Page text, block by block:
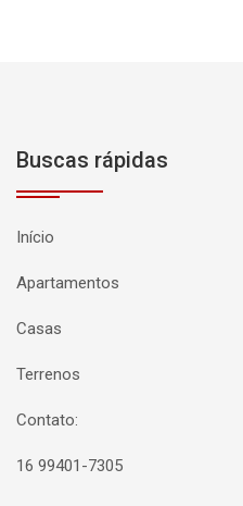
Buscas rápidas
Início
Apartamentos
Casas
Terrenos
Contato:
16 99401-7305